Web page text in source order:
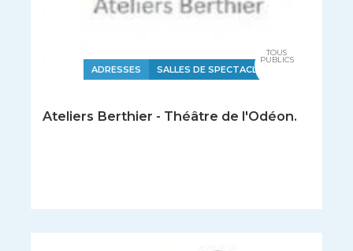
ADRESSES SALLES DE SPECTACLE
Ateliers Berthier - Théâtre de l'Odéon.
TOUS
PUBLICS